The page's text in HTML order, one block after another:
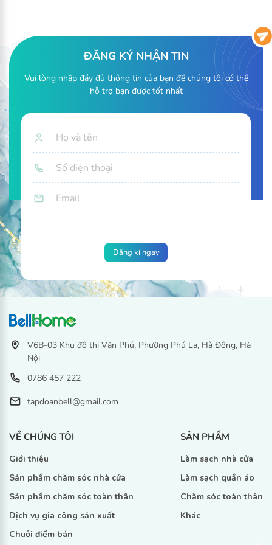
3. ĐẶC ĐIỂM NỔI BẬT CỦA DUNG DỊCH VỆ SINH PHỤ NỮ
CÔNG NGHỆ SINH HỌC BELL HOME 250G
ĐĂNG KÝ NHẬN TIN
Vui lòng nhập đầy đủ thông tin của bạn để chúng tôi có thể
hỗ trợ bạn được tốt nhất
V6B-03 Khu đô thị Văn Phú, Phường Phú La, Hà Đông, Hà
Nội
0786 457 222
tapdoanbell@gmail.com
VỀ CHÚNG TÔI
Giới thiệu
Sản phẩm chăm sóc nhà cửa
Sản phẩm chăm sóc toàn thân
Dịch vụ gia công sản xuất
Chuỗi điểm bán
SẢN PHẨM
Làm sạch nhà cửa
Làm sạch quần áo
Chăm sóc toàn thân
Khác